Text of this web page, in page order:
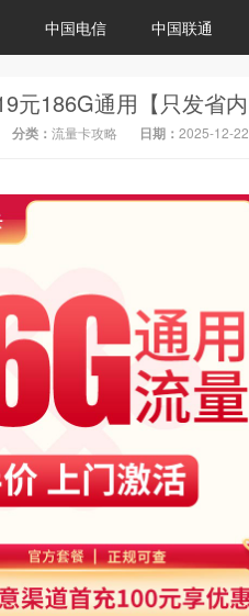
中国电信 中国联通
分类： 流量卡攻略 日期： 2025-12-22